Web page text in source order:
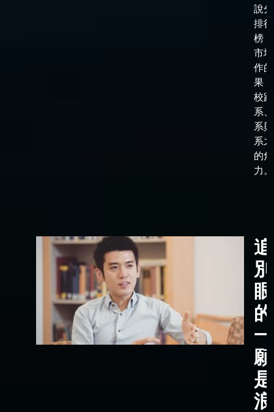
說
排行
榜
市
作
果
校跟
系
系
系
的角
力